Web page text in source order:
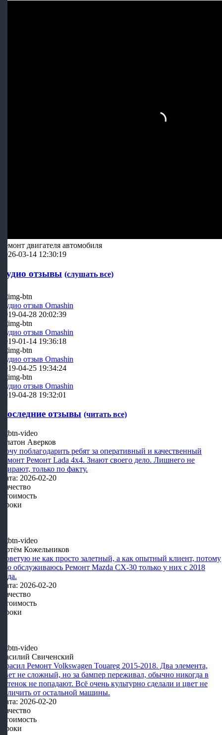
Ремонт двигателя автомобиля
2026-03-14 12:30:19
Аудио отзывы (слушать все)
Аудио отзыв Omashin
2019-04-28 20:02:39
Аудио отзыв Omashin
2019-01-14 19:36:18
Аудио отзыв Omashin
2019-04-25 19:34:24
Аудио отзыв Omashin
2019-04-28 19:32:01
Последние отзывы (читать все)
Платон Аверков
Хочу поблагодарить ребят за оперативный и качественный
ремонт Ремонт Lada 4х4. Знают своего дело. Лишнего не
сдирают, только по факту.
Дата: 2026-02-20
Качество
Стоимость
Сроки
Артём Кожельников
Советую не как просто залетный, а как опытный клиент, потому
что обслуживаюсь Ремонт Mazda CX-30 только у них с 2018
года.
Дата: 2026-02-20
Качество
Стоимость
Сроки
Василий Свиченский
Красил Ремонт Volkswagen Touareg 2015-2018. Два элемента,
цвет не сложный, но за бампер переживал, обычно никогда в
оттенок не попадают. Всё очень культурно сделали и цвет не
отличить от остальной машины.
Дата: 2026-02-20
Качество
Стоимость
Сроки